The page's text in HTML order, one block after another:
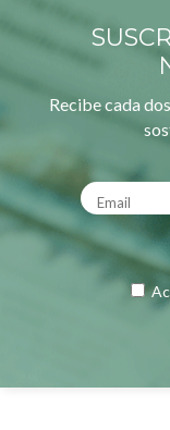
Recibe cada